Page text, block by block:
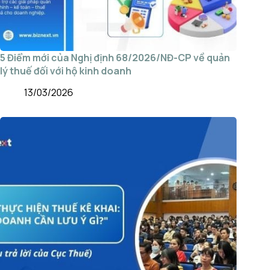
5 Điểm mới của Nghị định 68/2026/NĐ-CP về quản
lý thuế đối với hộ kinh doanh
13/03/2026